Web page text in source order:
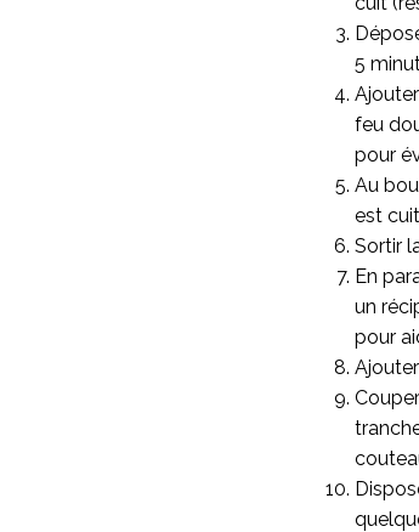
5
feu
pour
Au
est
Sortir
En
un
pour